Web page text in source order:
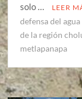
solo …
LEER
defensa del agua
de la región
metlapanapa